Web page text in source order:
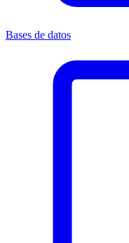
Bases de datos